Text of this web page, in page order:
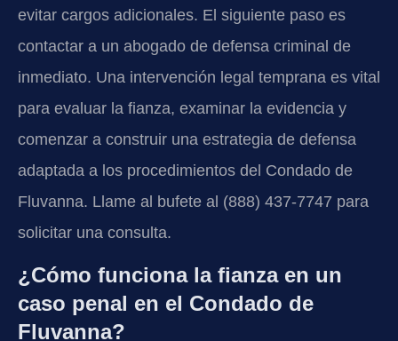
evitar cargos adicionales. El siguiente paso es
contactar a un abogado de defensa criminal de
inmediato. Una intervención legal temprana es vital
para evaluar la fianza, examinar la evidencia y
comenzar a construir una estrategia de defensa
adaptada a los procedimientos del Condado de
Fluvanna. Llame al bufete al (888) 437-7747 para
solicitar una consulta.
¿Cómo funciona la fianza en un
caso penal en el Condado de
Fluvanna?